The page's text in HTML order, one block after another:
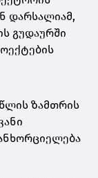
დარსალიამ,
გუდაურში
ზამთრის